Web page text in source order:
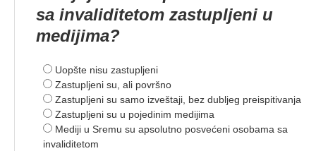
sa invaliditetom zastupljeni u
medijima?
Uopšte nisu zastupljeni
Zastupljeni su, ali površno
Zastupljeni su samo izveštaji, bez dubljeg preispitivanja
Zastupljeni su u pojedinim medijima
Mediji u Sremu su apsolutno posvećeni osobama sa
invaliditetom